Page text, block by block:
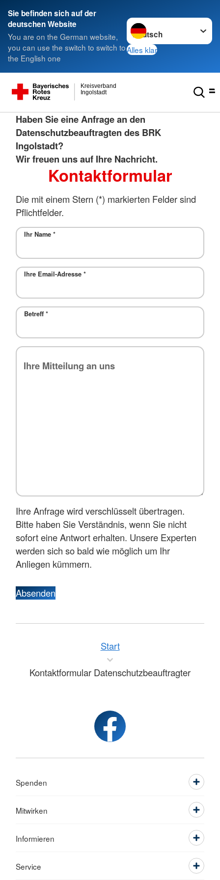
Sie befinden sich auf der
deutschen Website
You are on the German website,
you can use the switch to switch to
the English one
Sprache wechseln zu
Alles klar
Ingolstadt
Kreisverband
Haben Sie eine Anfrage an den
Datenschutzbeauftragten des BRK
Ingolstadt?
Wir freuen uns auf Ihre Nachricht.
Kontaktformular
Die mit einem Stern (*) markierten Felder sind
Pflichtfelder.
Ihr Name *
Ihre Email-Adresse *
Betreff *
Ihre Anfrage wird verschlüsselt übertragen.
Bitte haben Sie Verständnis, wenn Sie nicht
sofort eine Antwort erhalten. Unsere Experten
werden sich so bald wie möglich um Ihr
Anliegen kümmern.
Absenden
Start
Kontaktformular Datenschutzbeauftragter
Spenden
Mitwirken
Informieren
Service